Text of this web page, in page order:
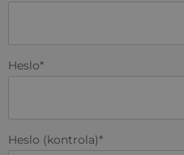
Heslo
Heslo (kontrola)